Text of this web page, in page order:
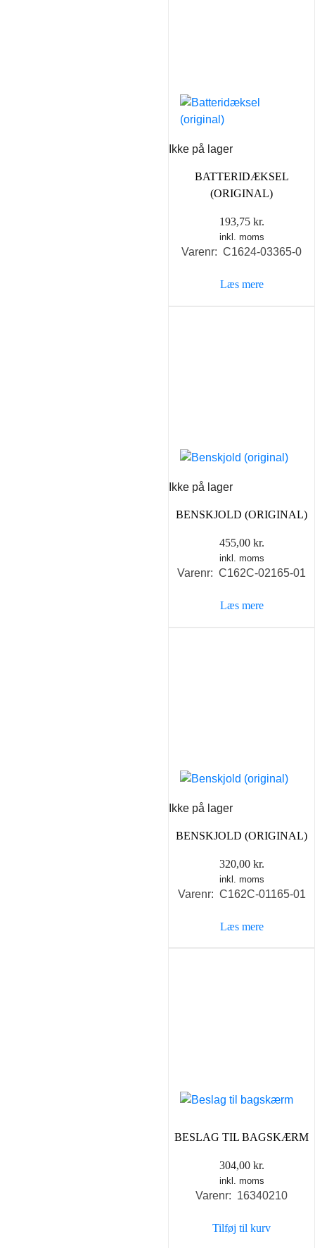
Ikke på lager
BATTERIDÆKSEL
(ORIGINAL)
193,75 kr.
inkl. moms
Varenr: C1624-03365-0
Læs mere
Ikke på lager
BENSKJOLD (ORIGINAL)
455,00 kr.
inkl. moms
Varenr: C162C-02165-01
Læs mere
Ikke på lager
BENSKJOLD (ORIGINAL)
320,00 kr.
inkl. moms
Varenr: C162C-01165-01
Læs mere
BESLAG TIL BAGSKÆRM
304,00 kr.
inkl. moms
Varenr: 16340210
Tilføj til kurv